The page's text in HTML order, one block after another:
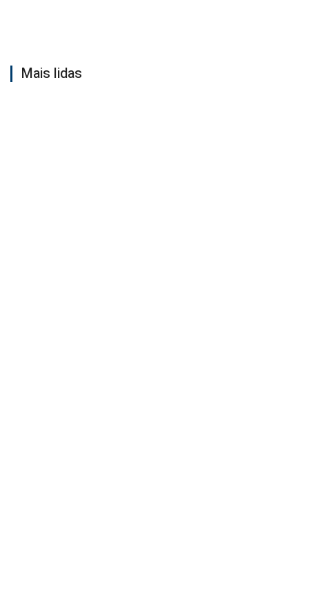
Mais lidas